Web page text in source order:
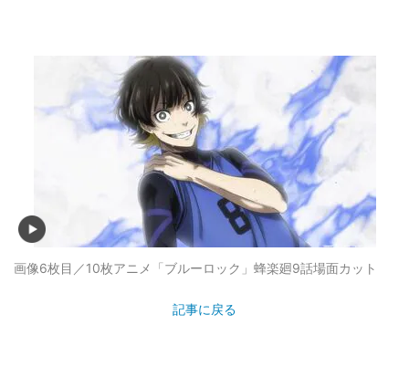
画像6枚目／10枚アニメ「ブルーロック」蜂楽廻9話場面カット
記事に戻る